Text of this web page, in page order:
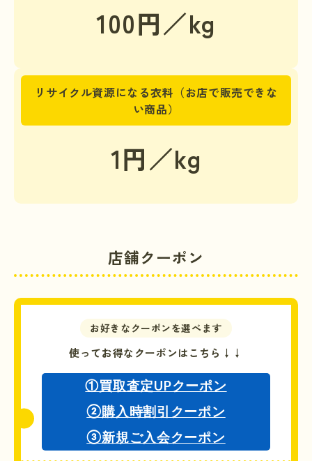
100円／kg
リサイクル資源になる衣料（お店で販売できな
い商品）
1円／kg
店舗クーポン
お好きなクーポンを選べます
使ってお得なクーポンはこちら↓↓
①買取査定UPクーポン
②購入時割引クーポン
③新規ご入会クーポン